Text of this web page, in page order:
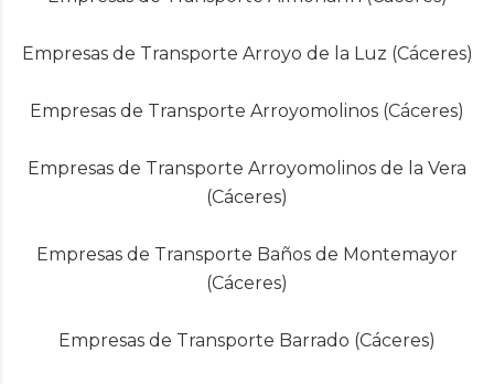
Empresas de Transporte Arroyo de la Luz (Cáceres)
Empresas de Transporte Arroyomolinos (Cáceres)
Empresas de Transporte Arroyomolinos de la Vera
(Cáceres)
Empresas de Transporte Baños de Montemayor
(Cáceres)
Empresas de Transporte Barrado (Cáceres)